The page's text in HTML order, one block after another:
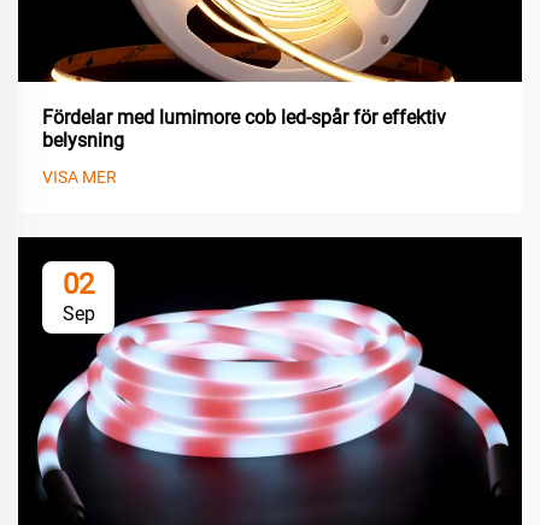
Fördelar med lumimore cob led-spår för effektiv
belysning
VISA MER
02
Sep